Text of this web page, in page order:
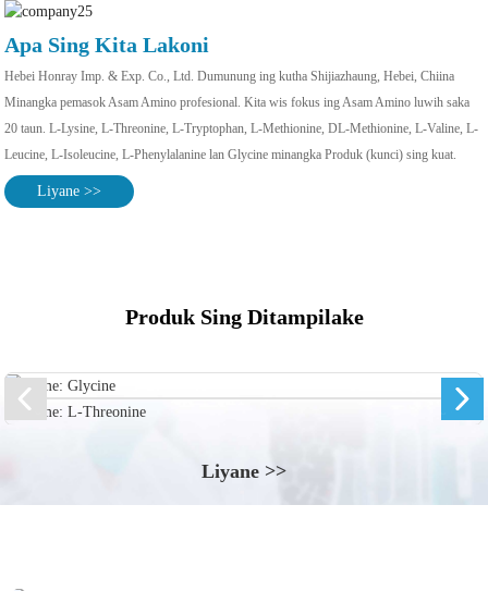
Apa Sing Kita Lakoni
Hebei Honray Imp. & Exp. Co., Ltd. Dumunung ing kutha Shijiazhaung, Hebei, Chiina
Minangka pemasok Asam Amino profesional. Kita wis fokus ing Asam Amino luwih saka
20 taun. L-Lysine, L-Threonine, L-Tryptophan, L-Methionine, DL-Methionine, L-Valine, L-
Leucine, L-Isoleucine, L-Phenylalanine lan Glycine minangka Produk (kunci) sing kuat.
Liyane >>
Produk Sing Ditampilake
Liyane >>